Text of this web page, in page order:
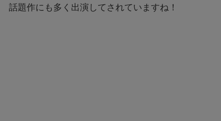
話題作にも多く出演してされていますね！